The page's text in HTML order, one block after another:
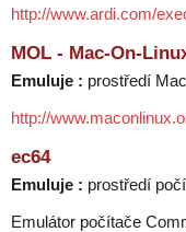
http://www.ardi.com/
MOL - Mac-On-
Emuluje : prostředí Mac
http://
ec64
Emuluje : prostředí
Emulátor počítače